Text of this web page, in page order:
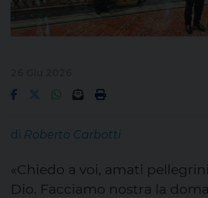
di Roberto Carbotti
«Chiedo a voi, amati
Dio. Facciamo nostra la